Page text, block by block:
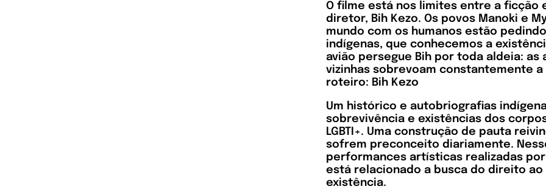
O filme está nos limites entre a ficção
diretor, Bih Kezo. Os povos Manoki e
mundo com os humanos estão
indígenas, que conhecemos a
avião persegue Bih por toda aldeia: as
vizinhas sobrevoam constantemente a
roteiro: Bih Kezo
Um histórico e autobriografias
sobrevivência e existências dos
LGBTI+. Uma construção de pauta
sofrem preconceito diariamente.
performances artísticas realizadas
está relacionado a busca do direito
existência.